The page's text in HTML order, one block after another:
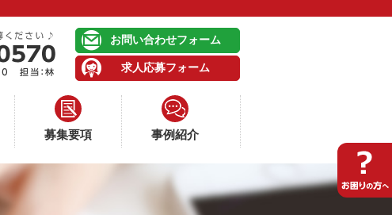
お問い合わせフォーム
求人応募フォーム
募集要項 事例紹介